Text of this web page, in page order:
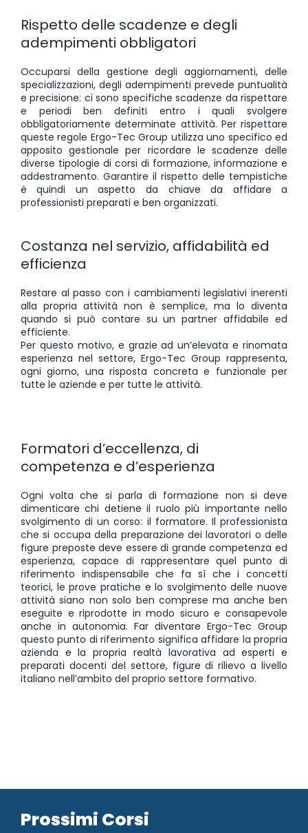
Rispetto delle scadenze e degli
adempimenti obbligatori
Occuparsi della gestione degli aggiornamenti, delle
specializzazioni, degli adempimenti prevede puntualità
e precisione: ci sono specifiche scadenze da rispettare
e periodi ben definiti entro i quali svolgere
obbligatoriamente determinate attività. Per rispettare
queste regole Ergo-Tec Group utilizza uno specifico ed
apposito gestionale per ricordare le scadenze delle
diverse tipologie di corsi di formazione, informazione e
addestramento. Garantire il rispetto delle tempistiche
è quindi un aspetto da chiave da affidare a
professionisti preparati e ben organizzati.
Costanza nel servizio, affidabilità ed
efficienza
Restare al passo con i cambiamenti legislativi inerenti
alla propria attività non è semplice, ma lo diventa
quando si può contare su un partner affidabile ed
efficiente.
Per questo motivo, e grazie ad un’elevata e rinomata
esperienza nel settore, Ergo-Tec Group rappresenta,
ogni giorno, una risposta concreta e funzionale per
tutte le aziende e per tutte le attività.
Formatori d’eccellenza, di
competenza e d’esperienza
Ogni volta che si parla di formazione non si deve
dimenticare chi detiene il ruolo più importante nello
svolgimento di un corso: il formatore. Il professionista
che si occupa della preparazione dei lavoratori o delle
figure preposte deve essere di grande competenza ed
esperienza, capace di rappresentare quel punto di
riferimento indispensabile che fa sì che i concetti
teorici, le prove pratiche e lo svolgimento delle nuove
attività siano non solo ben comprese ma anche ben
eseguite e riprodotte in modo sicuro e consapevole
anche in autonomia. Far diventare Ergo-Tec Group
questo punto di riferimento significa affidare la propria
azienda e la propria realtà lavorativa ad esperti e
preparati docenti del settore, figure di rilievo a livello
italiano nell’ambito del proprio settore formativo.
Prossimi Corsi